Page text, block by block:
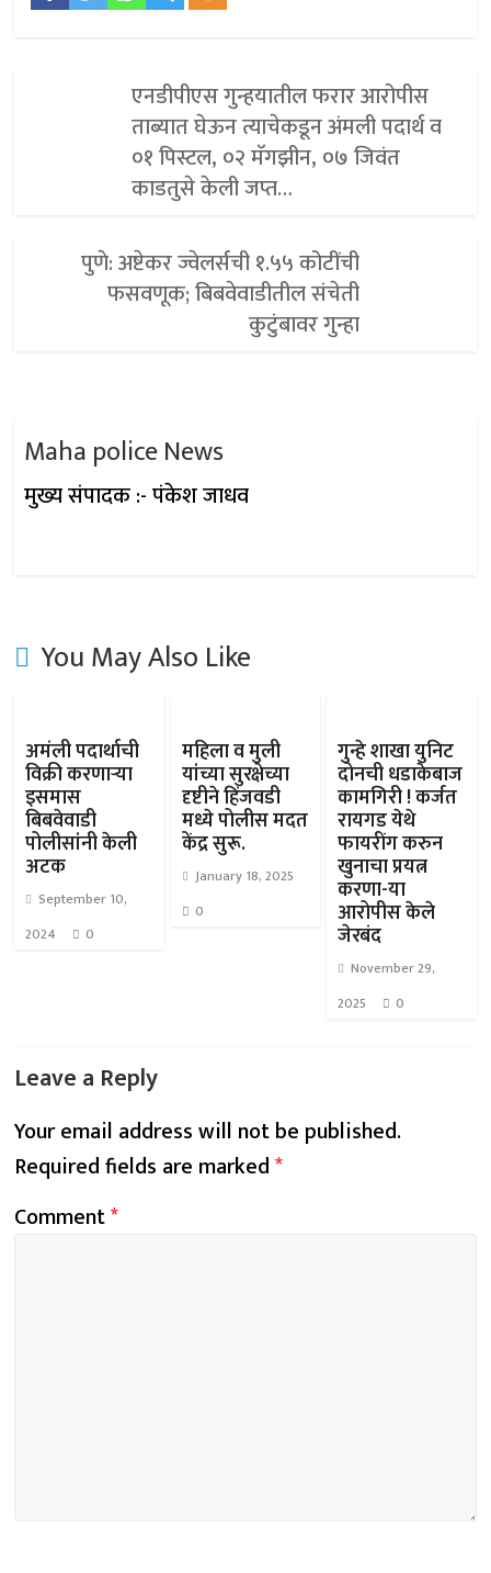
एनडीपीएस गुन्हयातील फरार आरोपीस
ताब्यात घेऊन त्याचेकडून अंमली पदार्थ व
०१ पिस्टल, ०२ मॅगझीन, ०७ जिवंत
काडतुसे केली जप्त…
पुणे: अष्टेकर ज्वेलर्सची १.५५ कोटींची
फसवणूक; बिबवेवाडीतील संचेती
कुटुंबावर गुन्हा
Maha police News
मुख्य संपादक :- पंकेश जाधव
You May Also Like
अमंली पदार्थाची
विक्री करणाऱ्या
इसमास
बिबवेवाडी
पोलीसांनी केली
अटक
September 10,
2024
0
महिला व मुली
यांच्या सुरक्षेच्या
दृष्टीने हिंजवडी
मध्ये पोलीस मदत
केंद्र सुरू.
January 18, 2025
0
गुन्हे शाखा युनिट
दोनची धडाकेबाज
कामगिरी ! कर्जत
रायगड येथे
फायरींग करुन
खुनाचा प्रयत्न
करणा-या
आरोपीस केले
जेरबंद
November 29,
2025
0
Leave a Reply
Your email address will not be published.
Required fields are marked*
Comment*